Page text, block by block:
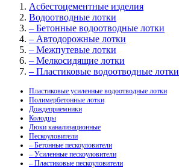
Асбестоцементные изделия
Водоотводные лотки
– Бетонные водоотводные лотки
– Автодорожные лотки
– Межпутевые лотки
– Мелкосидящие лотки
– Пластиковые водоотводные лотки
Пластиковые усиленные водоотводные лотки
Полимербетонные лотки
Дождеприемники
Колодцы
Люки канализационные
Пескоуловители
– Бетонные пескоуловители
– Усиленные пескоуловители
– Пластиковые пескоуловители